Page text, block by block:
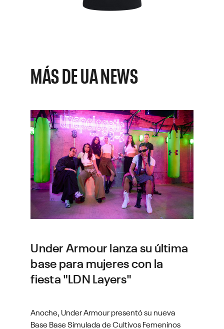
MÁS DE UA NEWS
Under Armour lanza su última
base para mujeres con la
fiesta "LDN Layers"
Anoche, Under Armour presentó su nueva
Base Base Simulada de Cultivos Femeninos